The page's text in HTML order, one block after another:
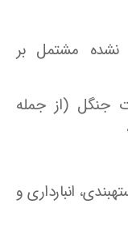
نشده مشتمل بر
جنگل (از جمله
انبارداری و